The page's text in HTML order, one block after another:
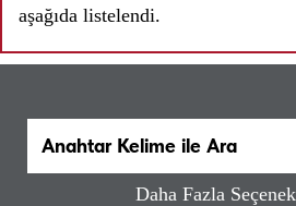
aşağıda listelendi.
Daha Fazla